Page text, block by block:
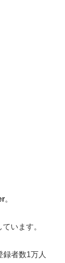
。
ています。
者数1万人